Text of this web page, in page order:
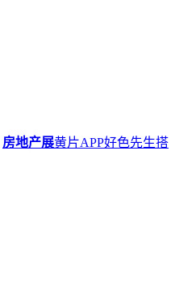
房地产展黄片APP好色先生搭